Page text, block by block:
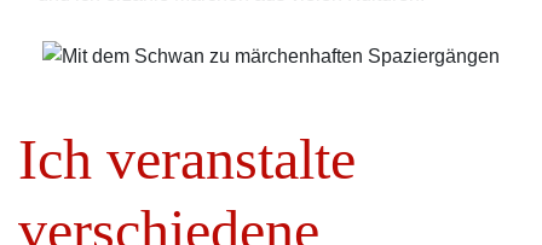
Ich veranstalte
verschiedene